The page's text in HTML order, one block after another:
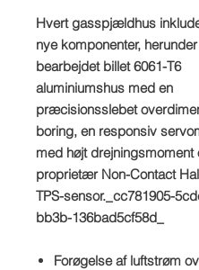
Hvert gasspjældhus
nye komponenter,
bearbejdet billet 6061-T6
aluminiumshus med en
præcisionsslebet
boring, en responsiv
med højt drejningsmoment
proprietær Non-Contact
TPS-sensor._cc781905-
bb3b-136bad5cf58d_
Forøgelse af luftstrøm